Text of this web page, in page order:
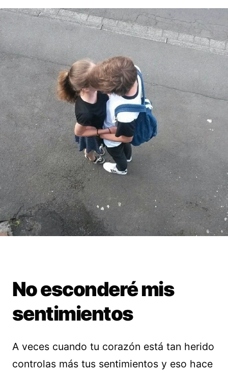
No esconderé mis
sentimientos
A veces cuando tu corazón está tan herido
controlas más tus sentimientos y eso hace